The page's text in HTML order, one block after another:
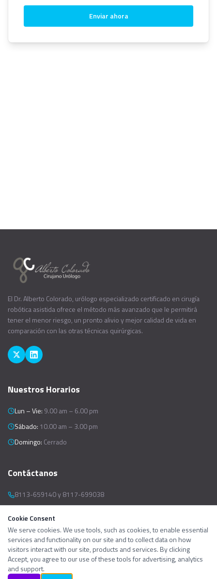
Enviar ahora
El Dr. Alberto Colorado, urólogo especializado certificado en cirugía
robótica asistida ofrece el método más avanzado que le permitirá
tener el menor riesgo, un pronto alivio y mejor calidad de vida en
comparación con las otras técnicas quirúrgicas.
Nuestros Horarios
Lun – Vie: 9.00 am – 6.00 pm
Sábado: 10.00 am – 3.00 pm
Domingo: Cerrado
Contáctanos
8113-659140 y 8117-699038
Contactar ahora
Cookie Consent
We serve cookies. We use tools, such as cookies, to enable essential
services and functionality on our site and to collect data on how
visitors interact with our site, products and services. By clicking
Accept, you agree to our use of these tools for advertising, analytics
and support.